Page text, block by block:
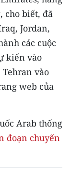
cho biết, đã
Jordan,
các cuộc
kiến vào
vào
web của
Arab thống
đoạn chuyến